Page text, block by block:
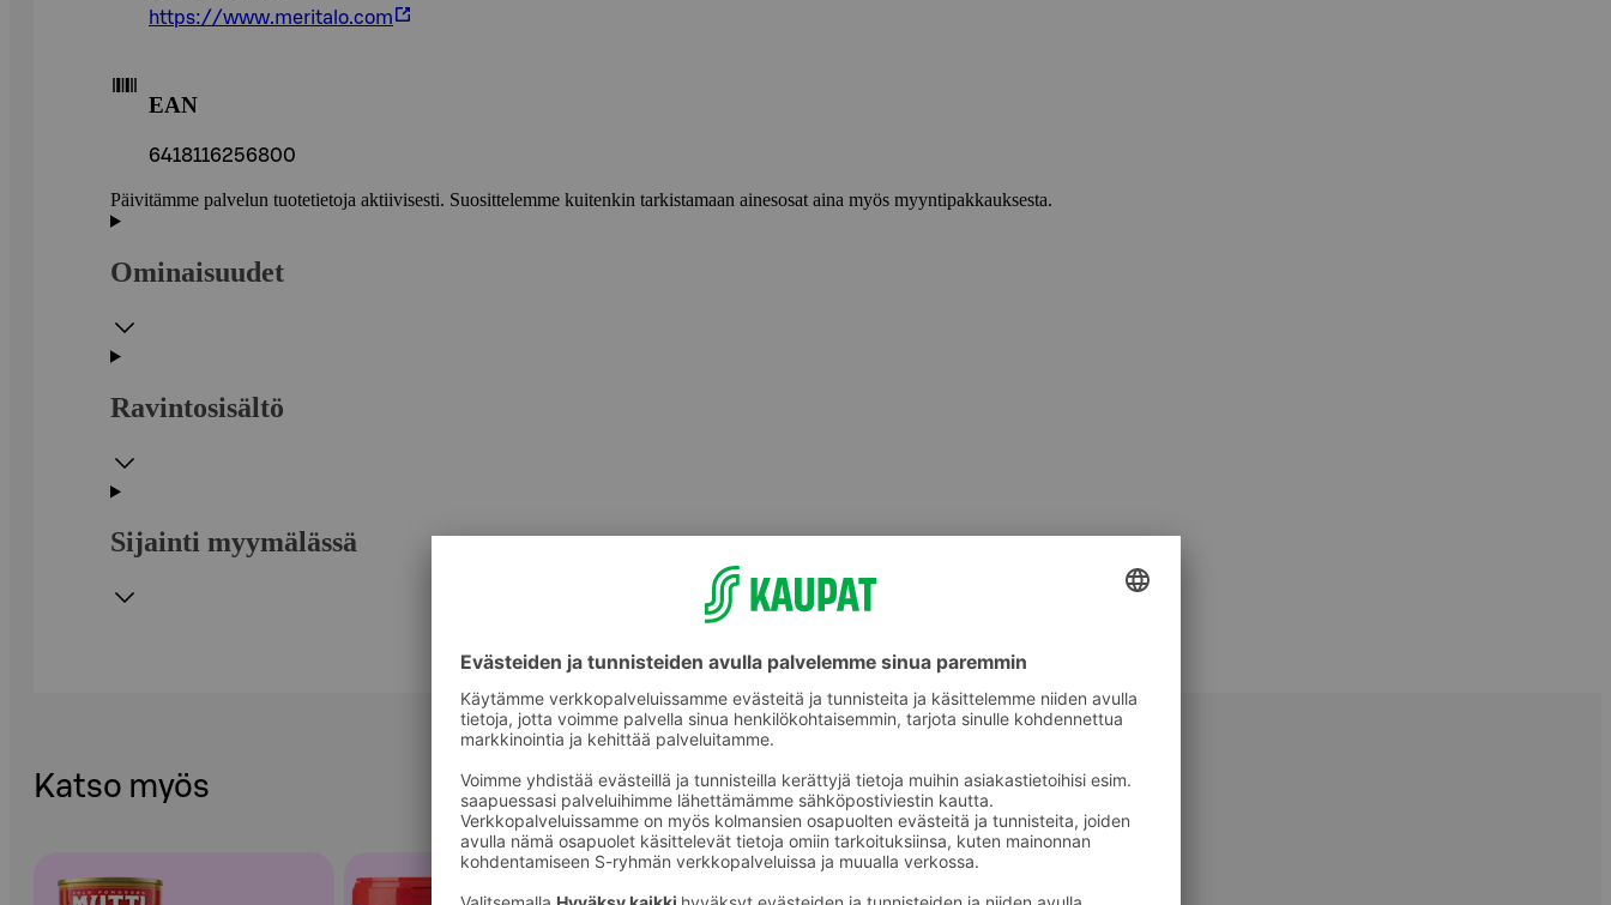
https://www.meritalo.com
EAN
6418116256800
Päivitämme palvelun tuotetietoja aktiivisesti. Suosittelemme kuitenkin tarkistamaan ainesosat aina myös myyntipakkauksesta.
Ominaisuudet
Ravintosisältö
Sijainti myymälässä
Katso myös